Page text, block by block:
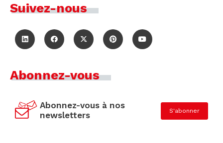
Suivez-nous
Abonnez-vous
Abonnez-vous à nos
newsletters
S'abonner